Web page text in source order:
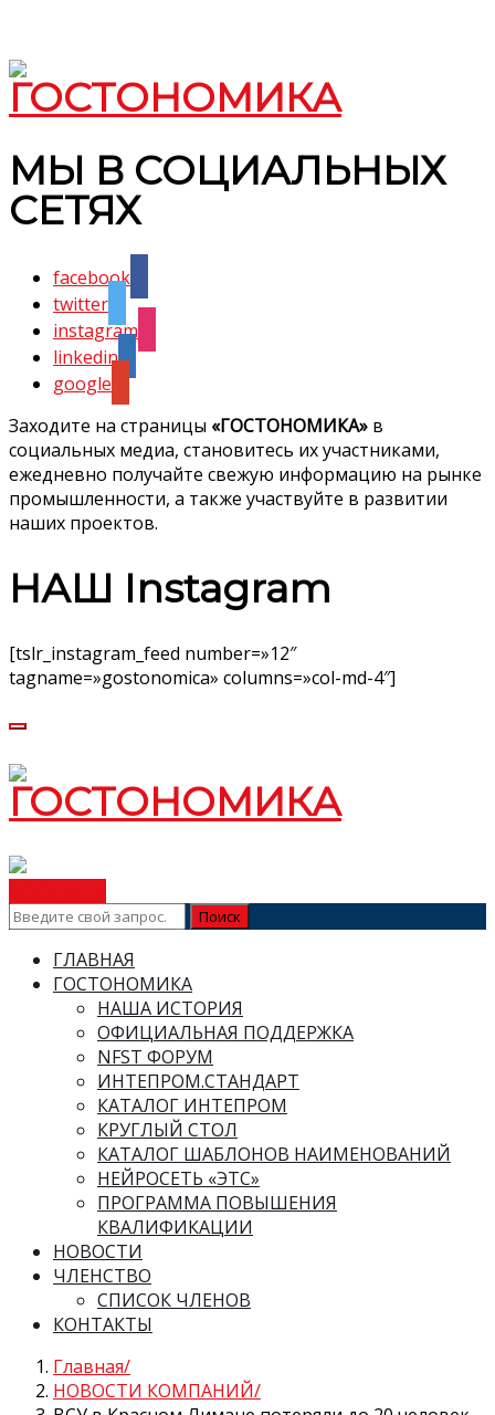
МЫ В СОЦИАЛЬНЫХ
СЕТЯХ
facebook
twitter
instagram
linkedin
google
Заходите на страницы «ГОСТОНОМИКА» в
социальных медиа, становитесь их участниками,
ежедневно получайте свежую информацию на рынке
промышленности, а также участвуйте в развитии
наших проектов.
НАШ Instagram
[tslr_instagram_feed number=»12″
tagname=»gostonomica» columns=»col-md-4″]
ГЛАВНАЯ
ГОСТОНОМИКА
НАША ИСТОРИЯ
ОФИЦИАЛЬНАЯ ПОДДЕРЖКА
NFST ФОРУМ
ИНТЕПРОМ.СТАНДАРТ
КАТАЛОГ ИНТЕПРОМ
КРУГЛЫЙ СТОЛ
КАТАЛОГ ШАБЛОНОВ НАИМЕНОВАНИЙ
НЕЙРОСЕТЬ «ЭТС»
ПРОГРАММА ПОВЫШЕНИЯ
КВАЛИФИКАЦИИ
НОВОСТИ
ЧЛЕНСТВО
СПИСОК ЧЛЕНОВ
КОНТАКТЫ
Главная
НОВОСТИ КОМПАНИЙ